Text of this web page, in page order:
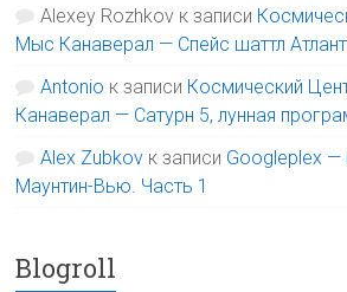
Alexey Rozhkov к записи
Мыс Канаверал — Спейс шаттл
Antonio к записи Космический
Канаверал — Сатурн 5, лунная
Alex Zubkov к записи Googleplex —
Маунтин-Вью. Часть 1
Blogroll